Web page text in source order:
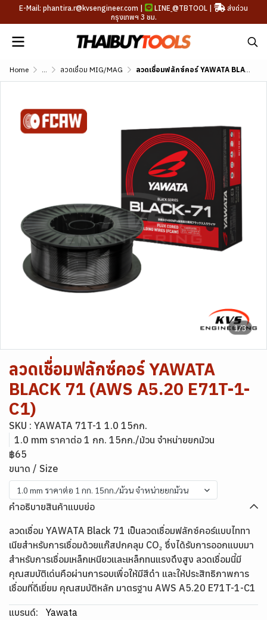
E-Mail: phantira.r@kvsengineer.com | LINE @TBTOOL |
ส่งด่วน
กรุงเทพฯ 3 ชม.
Home ... ลวดเชื่อม MIG/MAG ลวดเชื่อมฟลักซ์คอร์ YAWATA BLACK 71 (AWS A5.20 E71T-1-C1)
1/3
ลวดเชื่อมฟลักซ์คอร์ YAWATA
BLACK 71 (AWS A5.20 E71T-1-
C1)
SKU : YAWATA 71T-1 1.0 15กก.
1.0 mm ราคาต่อ 1 กก. 15กก./ม้วน จำหน่ายยกม้วน
฿65
ขนาด / Size
1.0 mm ราคาต่อ 1 กก. 15กก./ม้วน จำหน่ายยกม้วน
คำอธิบายสินค้าแบบย่อ
ลวดเชื่อม YAWATA Black 71 เป็นลวดเชื่อมฟลักซ์คอร์แบบไททา
เนียสำหรับการเชื่อมด้วยแก๊สปกคลุม CO₂ ซึ่งได้รับการออกแบบมา
สำหรับการเชื่อมเหล็กเหนียวและเหล็กทนแรงดึงสูง ลวดเชื่อมนี้มี
คุณสมบัติเด่นคือผ่านการอบเพื่อให้มีสีดำ และให้ประสิทธิภาพการ
เชื่อมที่ดีเยี่ยม คุณสมบัติหลัก มาตรฐาน AWS A5.20 E71T-1-C1
แบรนด์:
Yawata